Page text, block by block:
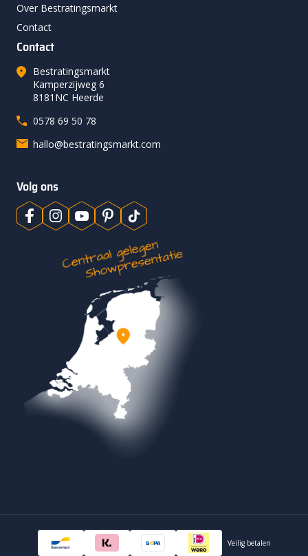
Over Bestratingsmarkt
Contact
Contact
Bestratingsmarkt
Kamperzijweg 6
8181NC Heerde
0578 69 50 78
hallo@bestratingsmarkt.com
Volg ons
Veilig betalen